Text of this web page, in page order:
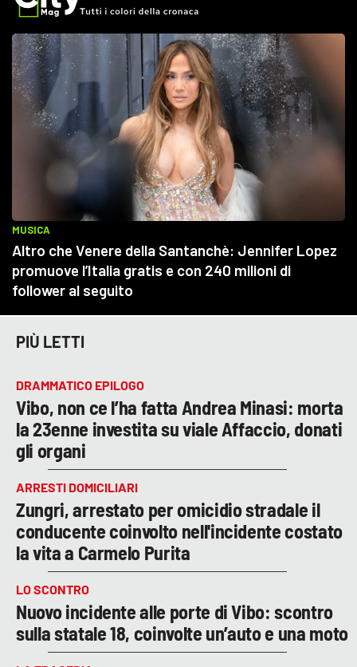
PIÙ LETTI
DRAMMATICO EPILOGO
Vibo, non ce l’ha fatta Andrea Minasi: morta
la 23enne investita su viale Affaccio, donati
gli organi
ARRESTI DOMICILIARI
Zungri, arrestato per omicidio stradale il
conducente coinvolto nell'incidente costato
la vita a Carmelo Purita
LO SCONTRO
Nuovo incidente alle porte di Vibo: scontro
sulla statale 18, coinvolte un’auto e una moto